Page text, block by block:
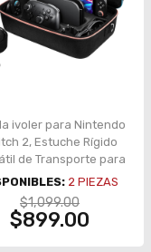
ivoler para Nintendo
2, Estuche Rígido
de Transporte para
Viaje 2 PIEZAS
$1,099.00
$899.00